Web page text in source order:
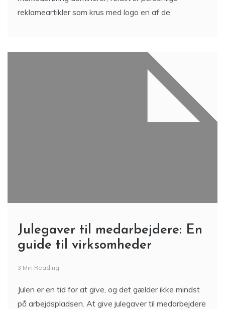
reklameartikler som krus med logo en af de
Julegaver til medarbejdere: En
guide til virksomheder
3 Min Reading
Julen er en tid for at give, og det gælder ikke mindst
på arbejdspladsen. At give julegaver til medarbejdere